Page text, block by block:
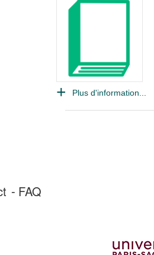
Plus d'information...
FAQ